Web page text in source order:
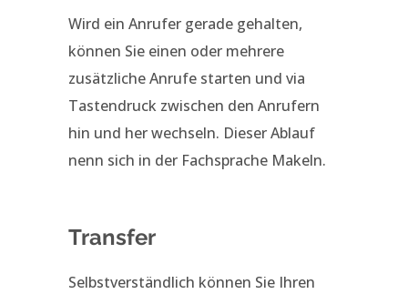
Wird ein Anrufer gerade gehalten,
können Sie einen oder mehrere
zusätzliche Anrufe starten und via
Tastendruck zwischen den Anrufern
hin und her wechseln. Dieser Ablauf
nenn sich in der Fachsprache Makeln.
Transfer
Selbstverständlich können Sie Ihren